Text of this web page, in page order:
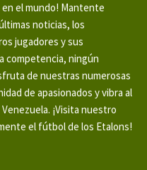
el mundo! Mantente
noticias, los
jugadores y sus
competencia, ningún
de nuestras numerosas
de apasionados y vibra al
¡Visita nuestro
el fútbol de los Etalons!